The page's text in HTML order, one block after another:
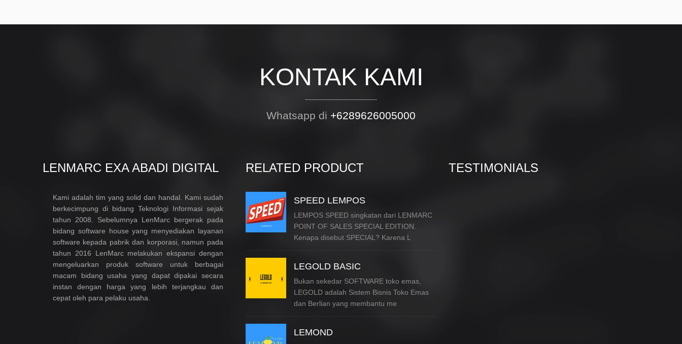
KONTAK KAMI
Whatsapp di +6289626005000
LENMARC EXA ABADI DIGITAL
Kami adalah tim yang solid dan handal. Kami sudah
berkecimpung di bidang Teknologi Informasi sejak
tahun 2008. Sebelumnya LenMarc bergerak pada
bidang software house yang menyediakan layanan
software kepada pabrik dan korporasi, namun pada
tahun 2016 LenMarc melakukan ekspansi dengan
mengeluarkan produk software untuk berbagai
macam bidang usaha yang dapat dipakai secara
instan dengan harga yang lebih terjangkau dan
cepat oleh para pelaku usaha.
RELATED PRODUCT
SPEED LEMPOS
LEMPOS SPEED singkatan dari LENMARC
POINT OF SALES SPECIAL EDITION.
Kenapa disebut SPECIAL? Karena L
LEGOLD BASIC
Bukan sekedar SOFTWARE toko emas,
LEGOLD adalah Sistem Bisnis Toko Emas
dan Berlian yang membantu me
LEMOND
TESTIMONIALS